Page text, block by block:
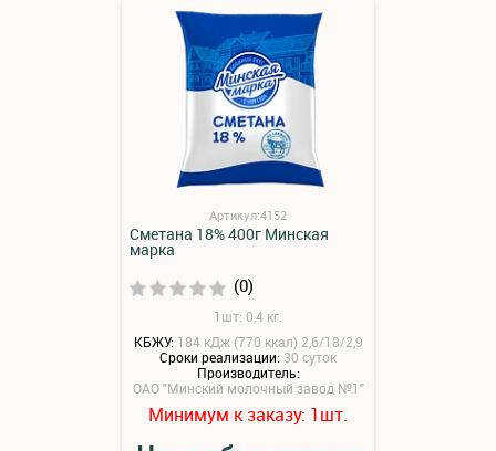
Артикул:4152
Сметана 18% 400г Минская
марка
(0)
1шт: 0,4 кг.
КБЖУ: 184 кДж (770 ккал) 2,6/18/2,9
Сроки реализации: 30 суток
Производитель:
ОАО "Минский молочный завод №1"
Минимум к заказу: 1шт.